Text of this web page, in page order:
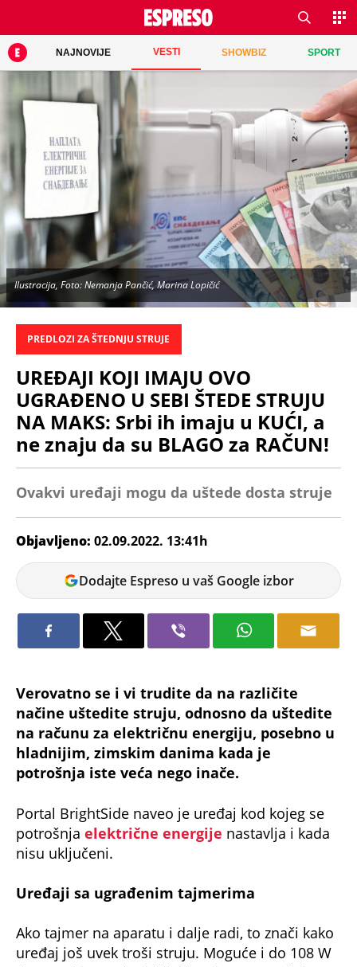
NAJNOVIJE VESTI SHOWBIZ SPORT
Ilustracija, Foto: Nemanja Pančić, Marina Lopičić
PREDLOZI ZA ŠTEDNJU STRUJE
UREĐAJI KOJI IMAJU OVO
UGRAĐENO U SEBI ŠTEDE STRUJU
NA MAKS: Srbi ih imaju u KUĆI, a
ne znaju da su BLAGO za RAČUN!
Ovakvi uređaji mogu da uštede dosta struje
Objavljeno: 02.09.2022. 13:41h
Marina
Letic
Dodajte Espreso u vaš Google izbor
Verovatno se i vi trudite da na različite
načine uštedite struju, odnosno da uštedite
na računu za električnu energiju, posebno u
hladnijim, zimskim danima kada je
potrošnja iste veća nego inače.
Portal BrightSide naveo je uređaj kod kojeg se
potrošnja električne energije nastavlja i kada
nisu uključeni.
Uređaji sa ugrađenim tajmerima
Ako tajmer na aparatu i dalje radi, to znači kako
uređaj još uvek troši struju. Moguće i do 108 W